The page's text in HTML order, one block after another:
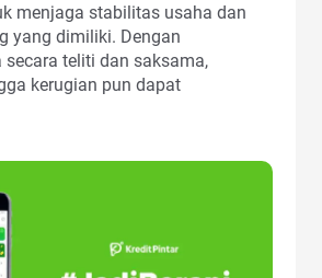
menjaga stabilitas usaha dan
yang dimiliki. Dengan
secara teliti dan saksama,
kerugian pun dapat